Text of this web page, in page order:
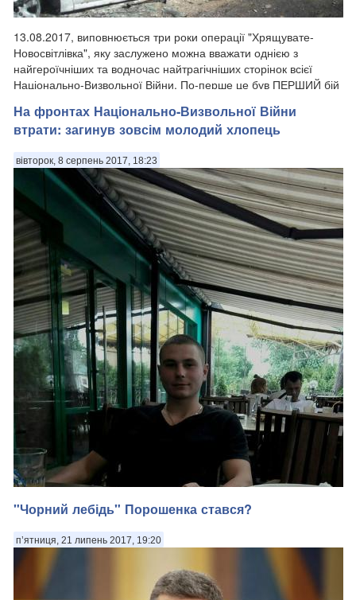
13.08.2017, виповнюється три роки операції "Хрящувате-
Новосвітлівка", яку заслужено можна вважати однією з
найгероїчніших та водночас найтрагічніших сторінок всієї
Національно-Визвольної Війни. По-перше це був ПЕРШИЙ бій
На фронтах Національно-Визвольної Війни
втрати: загинув зовсім молодий хлопець
вівторок, 8 серпень 2017, 18:23
Володимир Зейлик з міста Пустомити Львівської області. Боєць
батальйону Донбас-Україна. Йому був лише 21 рік. Загинув від
кулі ворожого снайпера вчора, 7.08.2017 в районі Мар'їнки.
Такий молодий, життєрадісний, світлий хлопчина. Почитаєш
коментарі під ...
"Чорний лебідь" Порошенка стався?
п’ятниця, 21 липень 2017, 19:20